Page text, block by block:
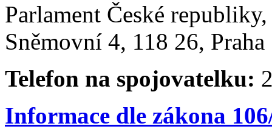
Parlament České
Sněmovní 4, 118 26,
Telefon na spojovatelku:
Informace dle zákona